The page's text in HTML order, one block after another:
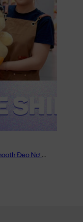
Vịt Bông Vàng Lông Smooth Đeo Nơ Caro